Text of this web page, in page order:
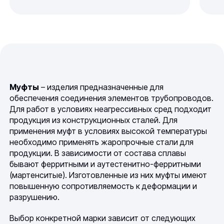
Муфты – изделия предназначенные для
обеспечения соединения элементов трубопроводов.
Для работ в условиях неагрессивных сред подходит
продукция из конструкционных сталей. Для
применения муфт в условиях высокой температуры
необходимо применять жаропрочные стали для
продукции. В зависимости от состава сплавы
бывают ферритными и аутестенитно-ферритными
(мартенситые). Изготовленные из них муфты имеют
повышенную сопротивляемость к деформации и
разрушению.
Выбор конкретной марки зависит от следующих